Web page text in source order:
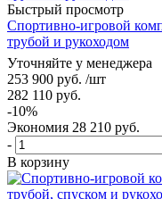
Быстрый просмотр
Спортивно-игровой
трубой и рукоходом
Уточняйте у менеджера
253 900 руб. /шт
282 110 руб.
-10%
Экономия 28 210 руб.
-
В корзину